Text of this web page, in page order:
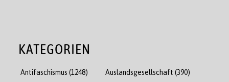
KATEGORIEN
Antifaschismus (1248) Auslandsgesellschaft (390)